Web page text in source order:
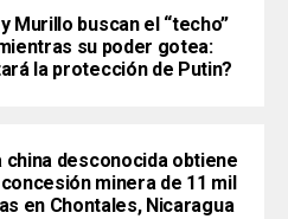
Murillo buscan el “techo”
su poder gotea:
la protección de Putin?
china desconocida obtiene
minera de 11 mil
en Chontales, Nicaragua